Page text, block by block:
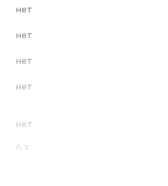
нет
нет
нет
нет
нет
0.3